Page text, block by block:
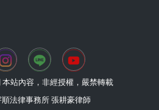
站內容，非經授權，嚴禁轉載
法律事務所 張耕豪律師